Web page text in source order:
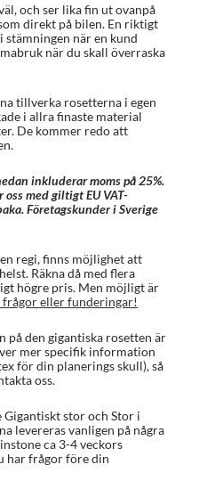
och ser lika fin ut ovanpå
direkt på bilen. En riktigt
stämningen när en kund
när du skall överraska
tillverka rosetterna i egen
i allra finaste material
De kommer redo att
inkluderar moms på 25%.
med giltigt EU VAT-
Företagskunder i Sverige
regi, finns möjlighet att
Räkna då med flera
högre pris. Men möjligt är
frågor eller funderingar!
på den gigantiska rosetten är
mer specifik information
för din planerings skull), så
oss.
stor och Stor i
levereras vanligen på några
ca 3-4 veckors
har frågor före din